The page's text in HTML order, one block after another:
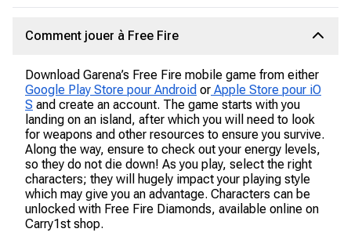
Comment jouer à Free Fire
Download Garena’s Free Fire mobile game from either
Google Play Store pour Android or Apple Store pour iO
S and create an account. The game starts with you
landing on an island, after which you will need to look
for weapons and other resources to ensure you survive.
Along the way, ensure to check out your energy levels,
so they do not die down! As you play, select the right
characters; they will hugely impact your playing style
which may give you an advantage. Characters can be
unlocked with Free Fire Diamonds, available online on
Carry1st shop.